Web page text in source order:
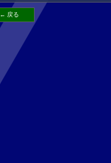
← 戻る